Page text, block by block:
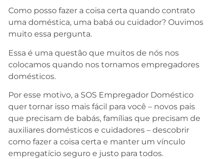
Como posso fazer a coisa certa quando contrato
uma doméstica, uma babá ou cuidador? Ouvimos
muito essa pergunta.
Essa é uma questão que muitos de nós nos
colocamos quando nos tornamos empregadores
domésticos.
Por esse motivo, a SOS Empregador Doméstico
quer tornar isso mais fácil para você – novos pais
que precisam de babás, famílias que precisam de
auxiliares domésticos e cuidadores – descobrir
como fazer a coisa certa e manter um vínculo
empregatício seguro e justo para todos.